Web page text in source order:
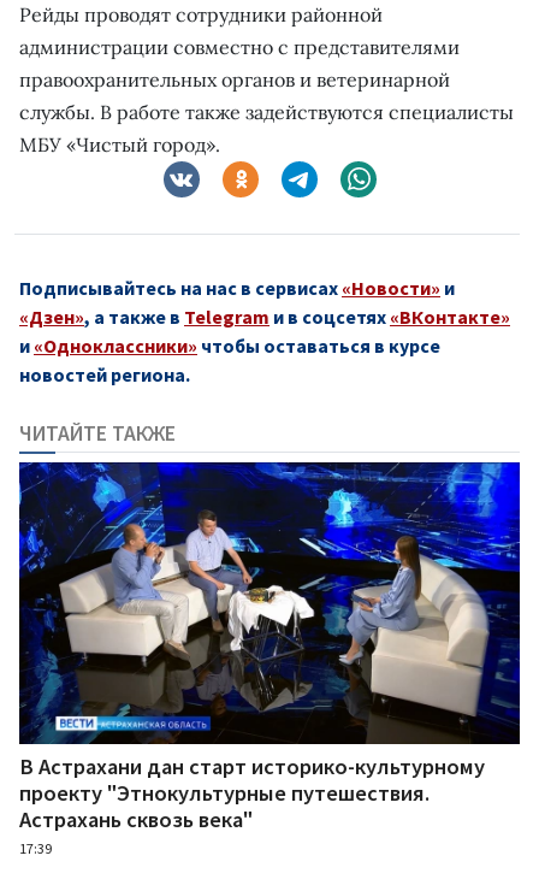
Рейды проводят сотрудники районной
администрации совместно с представителями
правоохранительных органов и ветеринарной
службы. В работе также задействуются специалисты
МБУ «Чистый город».
Подписывайтесь на нас в сервисах «Новости» и
«Дзен», а также в Telegram и в соцсетях «ВКонтакте»
и «Одноклассники» чтобы оставаться в курсе
новостей региона.
ЧИТАЙТЕ ТАКЖЕ
В Астрахани дан старт историко-культурному
проекту "Этнокультурные путешествия.
Астрахань сквозь века"
17:39